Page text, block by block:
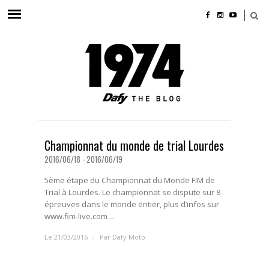
Championnat du monde de trial Lourdes
2016/06/18 - 2016/06/19
5ème étape du Championnat du Monde FIM de
Trial à Lourdes. Le championnat se dispute sur 8
épreuves dans le monde entier, plus d’infos sur
www.fim-live.com ...
Le 21/03/2016 / Par Dafy Moto